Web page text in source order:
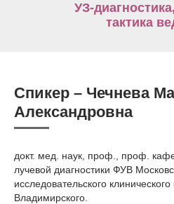
УЗ-
тактика
Спикер – Чечнева
Александровна
докт. мед. наук, проф., проф.
лучевой диагностики ФУВ
исследовательского
Владимирского.